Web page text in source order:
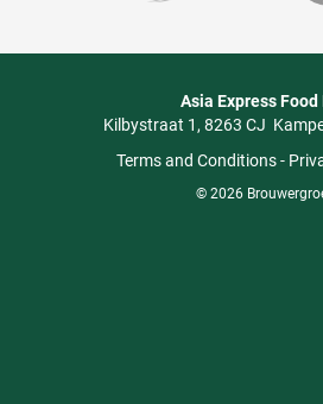
Asia Express Food
Kilbystraat 1 8263 CJ
Terms and Conditions-
© 2026